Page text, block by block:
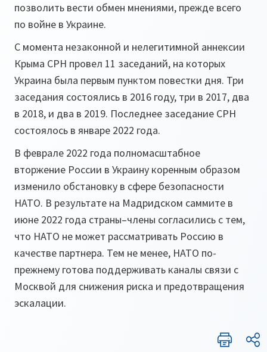
позволить вести обмен мнениями, прежде всего
по войне в Украине.
С момента незаконной и нелегитимной аннексии
Крыма СРН провел 11 заседаний, на которых
Украина была первым пунктом повестки дня. Три
заседания состоялись в 2016 году, три в 2017, два
в 2018, и два в 2019. Последнее заседание СРН
состоялось в январе 2022 года.
В феврале 2022 года полномасштабное
вторжение России в Украину коренным образом
изменило обстановку в сфере безопасности
НАТО. В результате на Мадридском саммите в
июне 2022 года страны–члены согласились с тем,
что НАТО не может рассматривать Россию в
качестве партнера. Тем не менее, НАТО по-
прежнему готова поддерживать каналы связи с
Москвой для снижения риска и предотвращения
эскалации.